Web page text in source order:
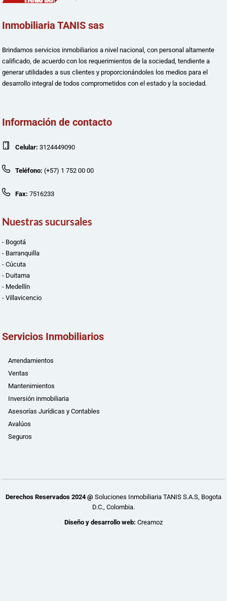
Inmobiliaria TANIS sas
Brindamos servicios inmobiliarios a nivel nacional, con personal altamente
calificado, de acuerdo con los requerimientos de la sociedad, tendiente a
generar utilidades a sus clientes y proporcionándoles los medios para el
desarrollo integral de todos comprometidos con el estado y la sociedad.
Información de contacto
Celular: 3124449090
Teléfono: (+57) 1 752 00 00
Fax: 7516233
Nuestras sucursales
- Bogotá
- Barranquilla
- Cúcuta
- Duitama
- Medellín
- Villavicencio
Servicios Inmobiliarios
Arrendamientos
Ventas
Mantenimientos
Inversión inmobiliaria
Asesorías Jurídicas y Contables
Avalúos
Seguros
Derechos Reservados 2024 @ Soluciones Inmobiliaria TANIS S.A.S, Bogota
D.C., Colombia.
Diseño y desarrollo web: Creamoz